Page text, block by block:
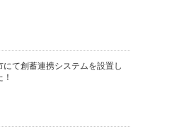
にて創蓄連携システムを設置し